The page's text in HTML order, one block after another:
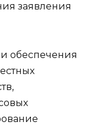
заявления
обеспечения